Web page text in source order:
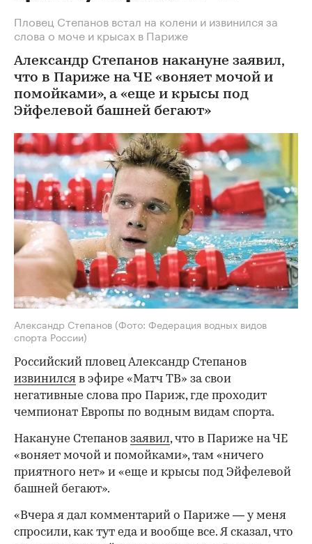
Пловец Степанов встал на колени и извинился за
слова о моче и крысах в Париже
Александр Степанов накануне заявил,
что в Париже на ЧЕ «воняет мочой и
помойками», а «еще и крысы под
Эйфелевой башней бегают»
Александр Степанов (Фото: Федерация водных видов
спорта России)
Российский пловец Александр Степанов
извинился в эфире «Матч ТВ» за свои
негативные слова про Париж, где проходит
чемпионат Европы по водным видам спорта.
Накануне Степанов заявил, что в Париже на ЧЕ
«воняет мочой и помойками», там «ничего
приятного нет» и «еще и крысы под Эйфелевой
башней бегают».
«Вчера я дал комментарий о Париже — у меня
спросили, как тут еда и вообще все. Я сказал, что